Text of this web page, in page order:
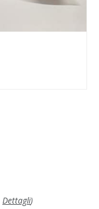
Dettagli)